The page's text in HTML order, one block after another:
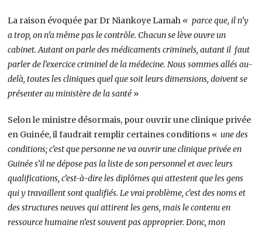
La raison évoquée par Dr Niankoye Lamah « parce que, il n’y
a trop, on n’a même pas le contrôle. Chacun se lève ouvre un
cabinet. Autant on parle des médicaments criminels, autant il faut
parler de l’exercice criminel de la médecine. Nous sommes allés au-
delà, toutes les cliniques quel que soit leurs dimensions, doivent se
présenter au ministère de la santé »
Selon le ministre désormais, pour ouvrir une clinique privée
en Guinée, il faudrait remplir certaines conditions «une des
conditions; c’est que personne ne va ouvrir une clinique privée en
Guinée s’il ne dépose pas la liste de son personnel et avec leurs
qualifications, c’est-à-dire les diplômes qui attestent que les gens
qui y travaillent sont qualifiés. Le vrai problème, c’est des noms et
des structures neuves qui attirent les gens, mais le contenu en
ressource humaine n’est souvent pas approprier. Donc, mon